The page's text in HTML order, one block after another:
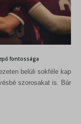
sokféle kapcsolat
is. Bár nem